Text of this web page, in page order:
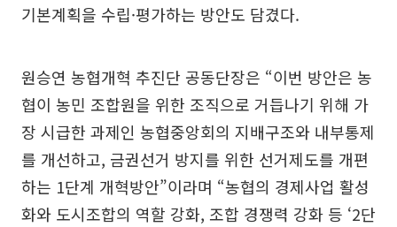
기본계획을 수립·평가하는 방안도 담겼다.
원승연 농협개혁 추진단 공동단장은 “이번 방안은 농
협이 농민 조합원을 위한 조직으로 거듭나기 위해 가
장 시급한 과제인 농협중앙회의 지배구조와 내부통제
를 개선하고, 금권선거 방지를 위한 선거제도를 개편
하는 1단계 개혁방안”이라며 “농협의 경제사업 활성
화와 도시조합의 역할 강화, 조합 경쟁력 강화 등 ‘2단